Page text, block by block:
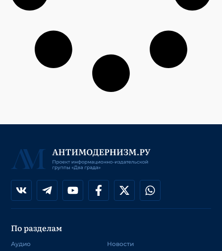
По разделам
Аудио
Новости